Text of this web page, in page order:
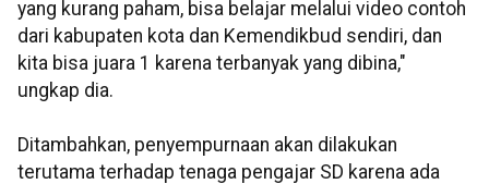
yang kurang paham, bisa belajar melalui video contoh
dari kabupaten kota dan Kemendikbud sendiri, dan
kita bisa juara 1 karena terbanyak yang dibina,"
ungkap dia.
Ditambahkan, penyempurnaan akan dilakukan
terutama terhadap tenaga pengajar SD karena ada